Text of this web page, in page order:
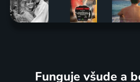
Funguje všude a